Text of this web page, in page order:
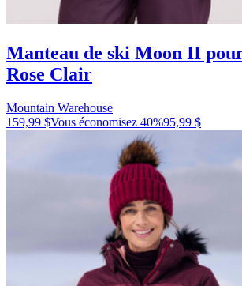
Manteau de ski Moon II
Rose Clair
Mountain Warehouse
159,99 $Vous économisez 40%95,99 $